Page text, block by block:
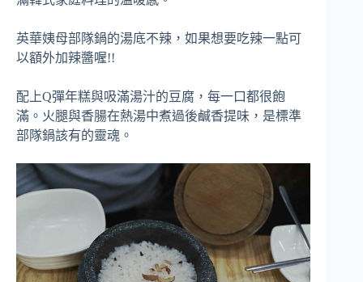
英華姨母部隊鍋的湯底不辣，如果想要吃辣一點可
以額外加辣醬喔!!
配上Q彈年糕與吸滿湯汁的豆腐，每一口都很飽
滿。火腿與香腸在熱湯中煮過後鹹香提味，是標準
部隊鍋該有的靈魂。